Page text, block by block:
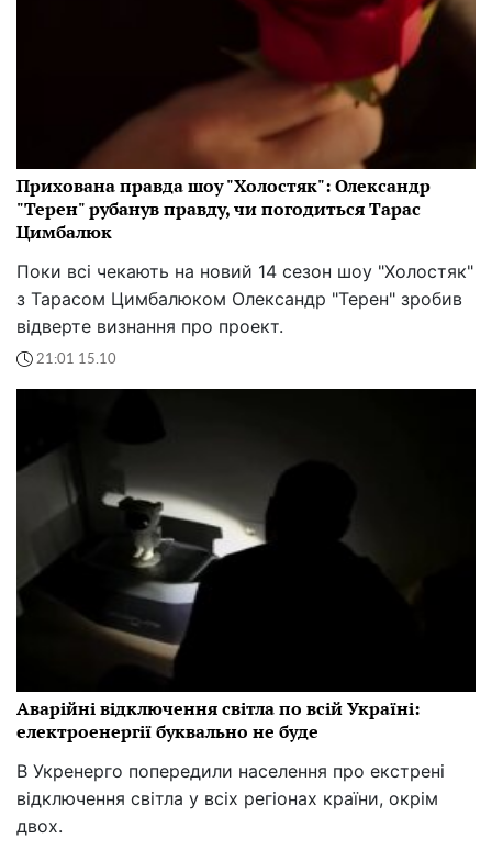
Прихована правда шоу "Холостяк": Олександр
"Терен" рубанув правду, чи погодиться Тарас
Цимбалюк
Поки всі чекають на новий 14 сезон шоу "Холостяк"
з Тарасом Цимбалюком Олександр "Терен" зробив
відверте визнання про проект.
21:01 15.10
Аварійні відключення світла по всій Україні:
електроенергії буквально не буде
В Укренерго попередили населення про екстрені
відключення світла у всіх регіонах країни, окрім
двох.